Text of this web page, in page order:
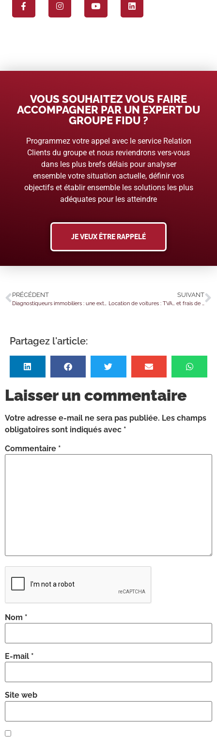
VOUS SOUHAITEZ VOUS FAIRE
ACCOMPAGNER PAR UN EXPERT DU
GROUPE FIDU ?
Programmez votre appel avec le service Relation
Clients du groupe et nous reviendrons vers-vous
dans les plus brefs délais pour analyser
ensemble votre situation actuelle, définir vos
objectifs et établir ensemble les solutions les plus
adéquates pour les atteindre
JE VEUX ÊTRE RAPPELÉ
PRÉCÉDENT SUIVANT
Partagez l'article:
Laisser un commentaire
Votre adresse e-mail ne sera pas publiée. Les champs
obligatoires sont indiqués avec *
Commentaire *
Nom *
E-mail *
Site web